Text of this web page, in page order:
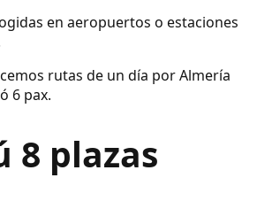
en aeropuertos o estaciones
rutas de un día por Almería
6 pax.
8 plazas